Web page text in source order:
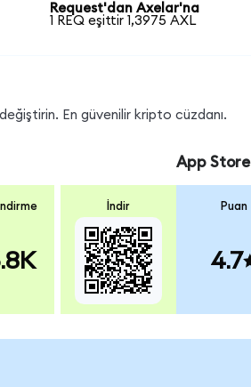
Request'dan Axelar'na
1 REQ eşittir 1,3975 AXL
En güvenilir kripto cüzdanı.
İndir
App Store
Puan
4.7